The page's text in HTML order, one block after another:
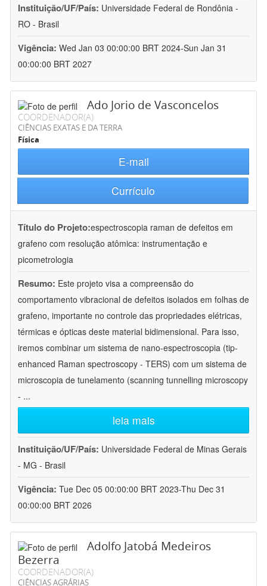
Instituição/UF/País: Universidade Federal de Rondônia -
RO - Brasil
Vigência: Wed Jan 03 00:00:00 BRT 2024-Sun Jan 31
00:00:00 BRT 2027
Ado Jorio de Vasconcelos
COORDENADOR(A)
CIÊNCIAS EXATAS E DA TERRA
Física
E-mail
Currículo
Título do Projeto:espectroscopia raman de defeitos em
grafeno com resolução atômica: instrumentação e
picometrologia
Resumo: Este projeto visa a compreensão do
comportamento vibracional de defeitos isolados em folhas de
grafeno, importante no controle das propriedades elétricas,
térmicas e ópticas deste material bidimensional. Para isso,
iremos combinar um sistema de nano-espectroscopia (tip-
enhanced Raman spectroscopy - TERS) com um sistema de
microscopia de tunelamento (scanning tunnelling microscopy
- ...
leia mais
Instituição/UF/País: Universidade Federal de Minas Gerais
- MG - Brasil
Vigência: Tue Dec 05 00:00:00 BRT 2023-Thu Dec 31
00:00:00 BRT 2026
Adolfo Jatobá Medeiros
Bezerra
COORDENADOR(A)
CIÊNCIAS AGRÁRIAS